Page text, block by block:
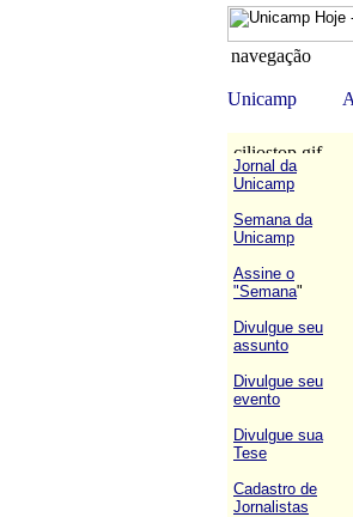
Jornal da
Unicamp
Semana da
Unicamp
Assine o
"Semana"
Divulgue seu
assunto
Divulgue seu
evento
Divulgue sua
Tese
Cadastro de
Jornalistas